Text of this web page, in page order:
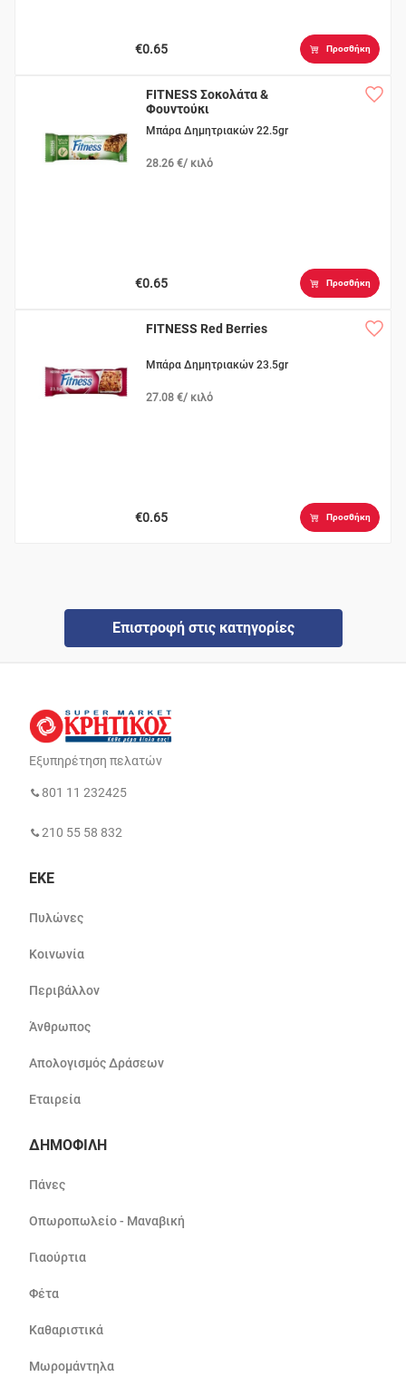
€0.65 Προσθήκη
FITNESS Σοκολάτα &
Φουντούκι
Μπάρα Δημητριακών 22.5gr
28.26 €/ κιλό
€0.65 Προσθήκη
FITNESS Red Berries
Μπάρα Δημητριακών 23.5gr
27.08 €/ κιλό
€0.65 Προσθήκη
Επιστροφή στις κατηγορίες
Εξυπηρέτηση πελατών
801 11 232425
210 55 58 832
ΕΚΕ
Πυλώνες
Κοινωνία
Περιβάλλον
Άνθρωπος
Απολογισμός Δράσεων
Εταιρεία
ΔΗΜΟΦΙΛΗ
Πάνες
Οπωροπωλείο - Μαναβική
Γιαούρτια
Φέτα
Καθαριστικά
Μωρομάντηλα